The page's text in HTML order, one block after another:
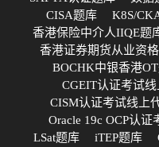
CISA题库
K8S/
香港保险中介人IIQE题
香港证券期货从业资
BOCHK中银香港
CGEIT认证考试
CISM认证考试线上
Oracle 19c OCP认证
LSat题库
iTEP题库